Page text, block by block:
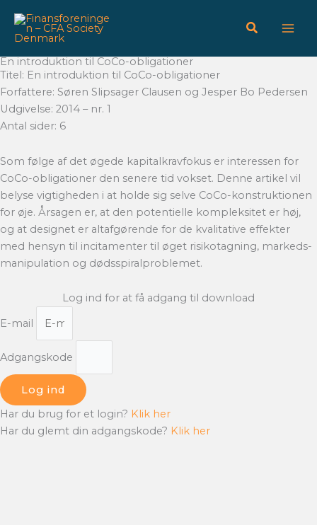
indholdet
En introduktion til CoCo-obligationer
Titel: En introduktion til CoCo-obligationer
Forfattere: Søren Slipsager Clausen og Jesper Bo Pedersen
Udgivelse: 2014 – nr. 1
Antal sider: 6
Som følge af det øgede kapitalkravfokus er interessen for
CoCo-obligationer den senere tid vokset. Denne artikel vil
belyse vigtigheden i at holde sig selve CoCo-konstruktionen
for øje. Årsagen er, at den potentielle kompleksitet er høj,
og at designet er altafgørende for de kvalitative effekter
med hensyn til incitamenter til øget risikotagning, markeds-
manipulation og dødsspiralproblemet.
Log ind for at få adgang til download
E-mail
Adgangskode
Log ind
Har du brug for et login? Klik her
Har du glemt din adgangskode? Klik her